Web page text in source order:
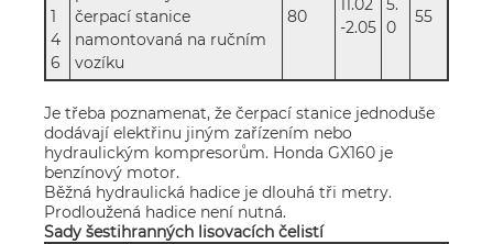
1
4
6
čerpací stanice
namontovaná na ručním
vozíku
80
11.02
-2.05
5.
0
55
Je třeba poznamenat, že čerpací stanice jednoduše
dodávají elektřinu jiným zařízením nebo
hydraulickým kompresorům. Honda GX160 je
benzínový motor.
Běžná hydraulická hadice je dlouhá tři metry.
Prodloužená hadice není nutná.
Sady šestihranných lisovacích čelistí